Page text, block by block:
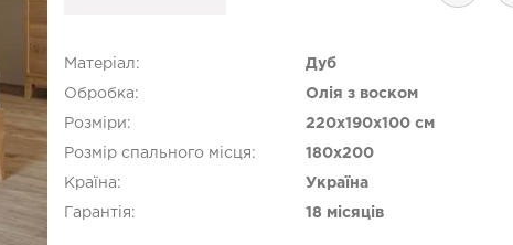
Матеріал: Дуб
Обробка: Олія з воском
Розміри: 220x190x100 см
Розмір спального місця: 180x200
Країна: Україна
Гарантія: 18 місяців